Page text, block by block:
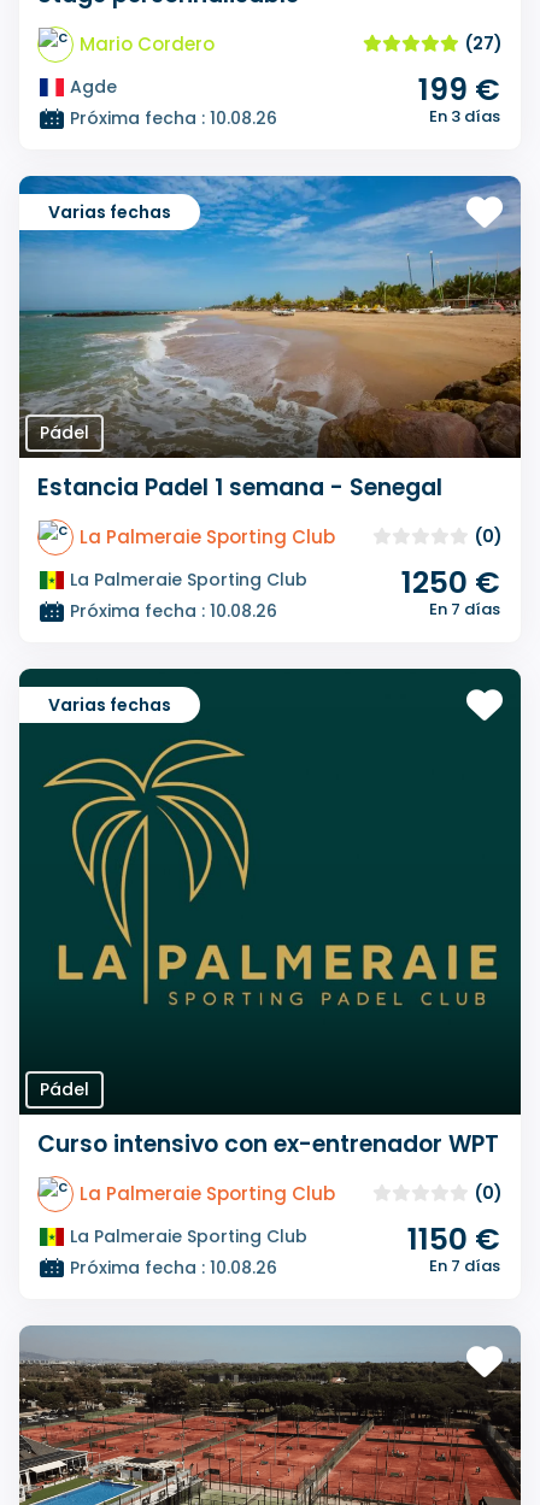
Mario Cordero
(27)
Agde
Próxima fecha : 10.08.26
199 €
En 3 días
Varias fechas
Pádel
Estancia Padel 1 semana - Senegal
La Palmeraie Sporting Club
(0)
La Palmeraie Sporting Club
Próxima fecha : 10.08.26
1250 €
En 7 días
Varias fechas
Pádel
Curso intensivo con ex-entrenador WPT
La Palmeraie Sporting Club
(0)
La Palmeraie Sporting Club
Próxima fecha : 10.08.26
1150 €
En 7 días